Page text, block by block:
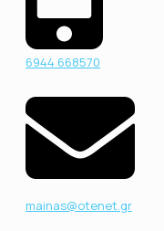
6944 668570
mainas@otenet.gr